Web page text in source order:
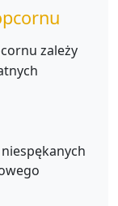
zależy